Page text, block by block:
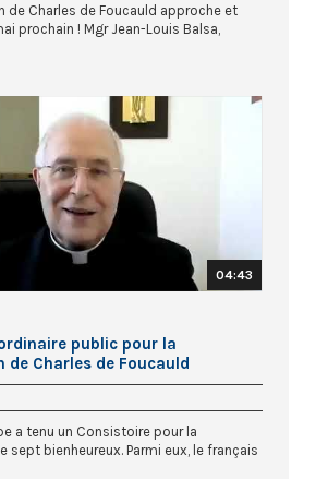
de Charles de Foucauld approche et
prochain ! Mgr Jean-Louis Balsa,
04:43
public pour la
de Charles de Foucauld
a tenu un Consistoire pour la
sept bienheureux. Parmi eux, le français